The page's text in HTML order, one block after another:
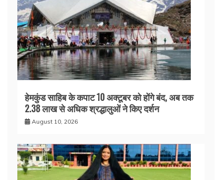
हेमकुंड साहिब के कपाट 10 अक्टूबर को होंगे बंद, अब तक
2.38 लाख से अधिक श्रद्धालुओं ने किए दर्शन
August 10, 2026